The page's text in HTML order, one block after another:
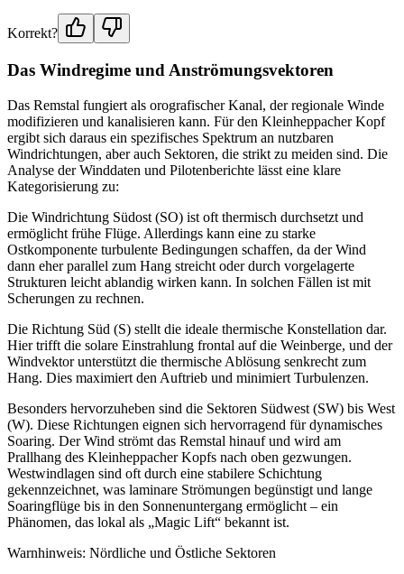
Korrekt?
Das Windregime und Anströmungsvektoren
Das Remstal fungiert als orografischer Kanal, der regionale Winde
modifizieren und kanalisieren kann. Für den Kleinheppacher Kopf
ergibt sich daraus ein spezifisches Spektrum an nutzbaren
Windrichtungen, aber auch Sektoren, die strikt zu meiden sind. Die
Analyse der Winddaten und Pilotenberichte lässt eine klare
Kategorisierung zu:
Die Windrichtung Südost (SO) ist oft thermisch durchsetzt und
ermöglicht frühe Flüge. Allerdings kann eine zu starke
Ostkomponente turbulente Bedingungen schaffen, da der Wind
dann eher parallel zum Hang streicht oder durch vorgelagerte
Strukturen leicht ablandig wirken kann. In solchen Fällen ist mit
Scherungen zu rechnen.
Die Richtung Süd (S) stellt die ideale thermische Konstellation dar.
Hier trifft die solare Einstrahlung frontal auf die Weinberge, und der
Windvektor unterstützt die thermische Ablösung senkrecht zum
Hang. Dies maximiert den Auftrieb und minimiert Turbulenzen.
Besonders hervorzuheben sind die Sektoren Südwest (SW) bis West
(W). Diese Richtungen eignen sich hervorragend für dynamisches
Soaring. Der Wind strömt das Remstal hinauf und wird am
Prallhang des Kleinheppacher Kopfs nach oben gezwungen.
Westwindlagen sind oft durch eine stabilere Schichtung
gekennzeichnet, was laminare Strömungen begünstigt und lange
Soaringflüge bis in den Sonnenuntergang ermöglicht – ein
Phänomen, das lokal als „Magic Lift“ bekannt ist.
Warnhinweis: Nördliche und Östliche Sektoren